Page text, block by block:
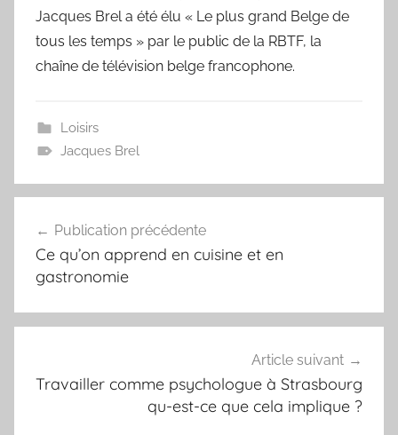
Jacques Brel a été élu « Le plus grand Belge de
tous les temps » par le public de la RBTF, la
chaîne de télévision belge francophone.
Loisirs
Jacques Brel
de
l’article
Publication précédente
Ce qu’on apprend en cuisine et en
gastronomie
Article suivant
Travailler comme psychologue à Strasbourg
qu-est-ce que cela implique ?